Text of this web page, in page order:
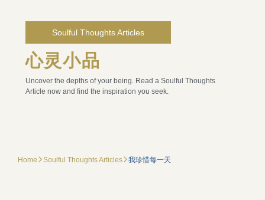
Soulful Thoughts Articles
心灵小品
Uncover the depths of your being. Read a Soulful Thoughts
Article now and find the inspiration you seek.
Home Soulful Thoughts Articles 我珍惜每一天